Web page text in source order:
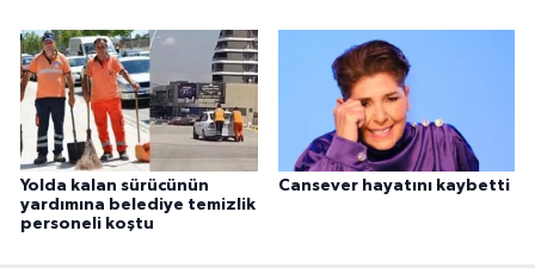
Yolda kalan sürücünün
yardımına belediye temizlik
personeli koştu
Cansever hayatını kaybetti